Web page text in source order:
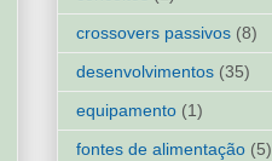
crossovers passivos (8)
desenvolvimentos (35)
equipamento (1)
fontes de alimentação (5)